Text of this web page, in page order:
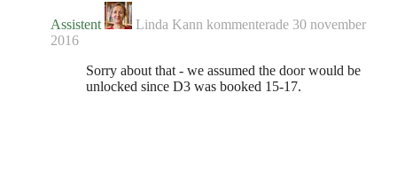
Assistent Linda Kann kommenterade 30 november
2016
Sorry about that - we assumed the door would be
unlocked since D3 was booked 15-17.